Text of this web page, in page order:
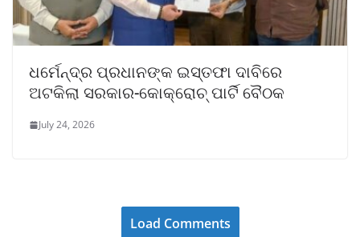
ଧର୍ମେନ୍ଦ୍ର ପ୍ରଧାନଙ୍କ ଇସ୍ତଫା ଦାବିରେ
ଅଟକିଲା ସରକାର-କୋକ୍ରୋଚ୍ ପାର୍ଟି ବୈଠକ
July 24, 2026
Load Comments